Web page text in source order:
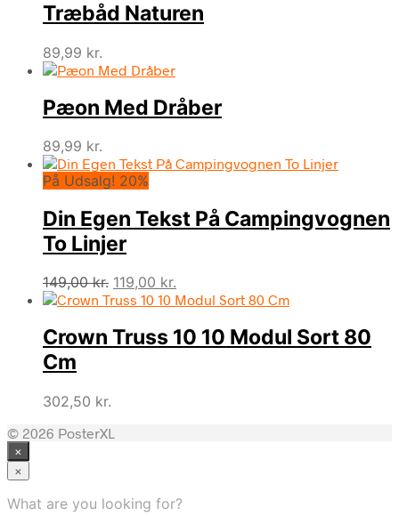
Træbåd Naturen
89,99 kr.
Pæon Med Dråber
89,99 kr.
På Udsalg! 20%
Din Egen Tekst På Campingvognen
To Linjer
149,00kr. Den
oprindelige
var:
149,00 kr..
119,00 kr.
aktuelle
er:
119,00 kr..
Crown Truss 10 10 Modul Sort 80
Cm
302,50 kr.
© 2026 PosterXL
×
×
What are you looking for?